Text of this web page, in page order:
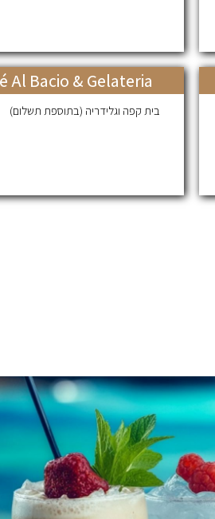
Al Bacio & Gelateria
בית קפה וגלידריה (בתוספת תשלום)